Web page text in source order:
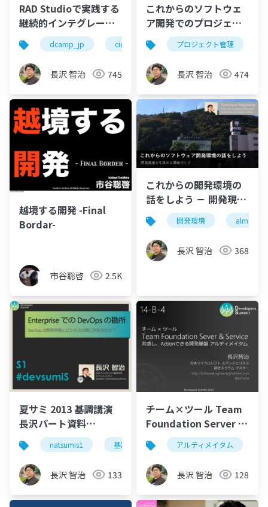
RAD Studioで実践する
継続的インテグレーシ
ョン アプリとデベロッ
パーの価値を拡張する
エッセンス
#dcamp_jp
dcamp_jp cicd ci/cd rad studio
長沢 智治 745
これからのソフトウェ
ア開発でのプロジェク
ト管理の展望【リック
ソフトセミナー】
プロジェクト管理
長沢 智治 474
越境する開発 -Final
Bordar-
市谷聡啓 2.5K
これからの開発環境の
話をしよう － 開発現場
力を高める環境づくり
開発環境 alm
長沢 智治 368
夏サミ 2013 基調講演
長沢パート資料
#natsumiS1
natsumis1 基調講演 デブサミ devsumi
長沢 智治 133
チーム×ツール Team
Foundation Server &
Service 共感しAction
できる開発基盤 アルテ
ィメイタム【デブサミ
2013 14-B-4】
アルティメイタム
長沢 智治 128